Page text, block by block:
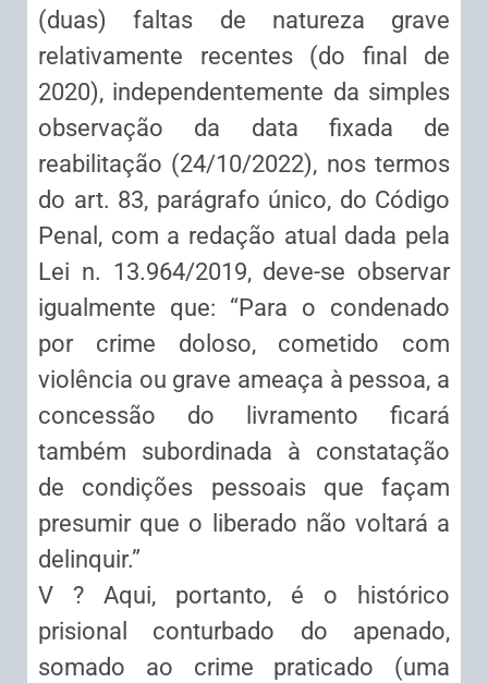
(duas) faltas de natureza grave
relativamente recentes (do final de
2020), independentemente da simples
observação da data fixada de
reabilitação (24/10/2022), nos termos
do art. 83, parágrafo único, do Código
Penal, com a redação atual dada pela
Lei n. 13.964/2019, deve-se observar
igualmente que: “Para o condenado
por crime doloso, cometido com
violência ou grave ameaça à pessoa, a
concessão do livramento ficará
também subordinada à constatação
de condições pessoais que façam
presumir que o liberado não voltará a
delinquir.”
V ? Aqui, portanto, é o histórico
prisional conturbado do apenado,
somado ao crime praticado (uma